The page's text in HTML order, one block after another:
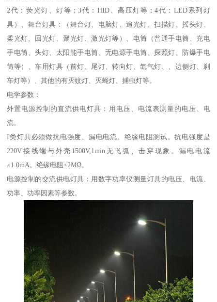
2代：荧光灯、灯等；3代：HID、高压灯等；4代：LED系列灯
具）、舞台灯具：（舞台灯、电脑灯、追光灯、扫描灯、摇头灯、
柔光灯、回光灯、聚光灯、激光灯等）、电筒（普通手电筒、充电
手电筒、头灯、太阳能手电筒、无电源手电筒、探照灯、防爆手电
筒等）、车用灯具（前灯、尾灯、转向灯、氙气灯、、边侧灯、刹
车灯等）、其他的有灭蚊灯、灭蝇灯、捕虫灯等。
电学参数：
外置电源控制的直流供电灯具：用电压、电流表测量的电压、电
流。
I类灯具必须做抗电强度、漏电电流、绝缘电阻测试。抗电强度是
220V接线端与外壳1500V,1min无飞弧、击穿现象。漏电电流
≤1.0mA。绝缘电阻≥2MΩ。
电源控制的交流供电灯具：用数字功率仪测量灯具的电压、电流、
功率、功率因素等参数。